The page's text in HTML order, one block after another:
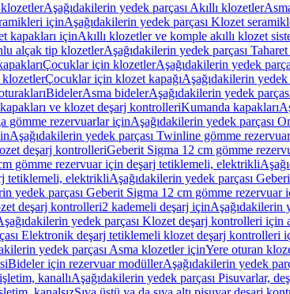
klozetlerAşağıdakilerin yedek parçası Akıllı klozetler
içinAşağıdakilerin yedek parçası Klozet
kapakları içinAkıllı klozetler ve komple akıllı klozet
alçak tip klozetlerAşağıdakilerin yedek parçası
Çocuklar için klozetlerAşağıdakilerin yedek
klozetlerÇocuklar için klozet kapağıAşağıdakilerin
BidelerAsma bidelerAşağıdakilerin yedek
ve klozet deşarj kontrolleriKumanda kapakları
gömme rezervuarlar içinAşağıdakilerin yedek parçası
Aşağıdakilerin yedek parçası Twinline gömme
deşarj kontrolleriGeberit Sigma 12 cm gömme
gömme rezervuar için deşarj tetiklemeli, elektrikli
tetiklemeli, elektrikliAşağıdakilerin yedek parçası
yedek parçası Geberit Sigma 12 cm gömme
deşarj kontrolleri2 kademeli deşarj içinAşağıdakilerin
yedek parçası Klozet deşarj kontrolleri için
Elektronik deşarj tetiklemeli klozet deşarj kontrolleri
yedek parçası Asma klozetler içinYere oturan
Bideler için rezervuar modüllerAşağıdakilerin yedek
kanallıAşağıdakilerin yedek parçası Pisuvarlar,